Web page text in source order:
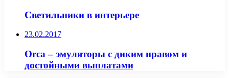
Светильники в интерьере
23.02.2017
Orca – эмуляторы с диким нравом и
достойными выплатами